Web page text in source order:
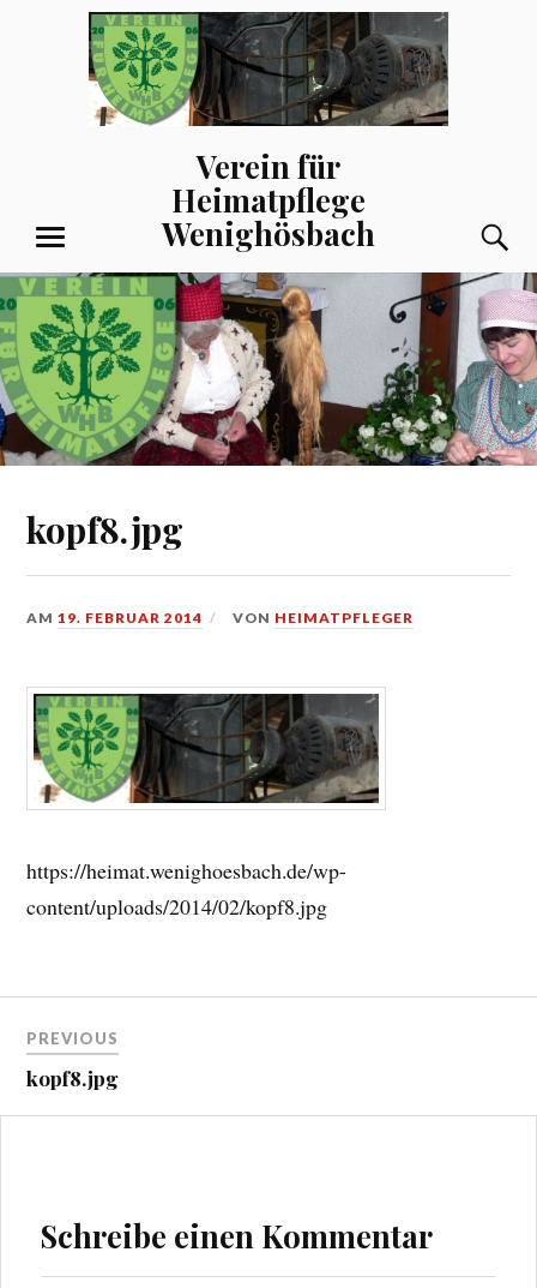
Verein für
Heimatpflege
Wenighösbach
MENÜ
kopf8.jpg
AM19. FEBRUAR 2014 VON HEIMATPFLEGER
https://heimat.wenighoesbach.de/wp-
content/uploads/2014/02/kopf8.jpg
PREVIOUS
kopf8.jpg
Schreibe einen Kommentar